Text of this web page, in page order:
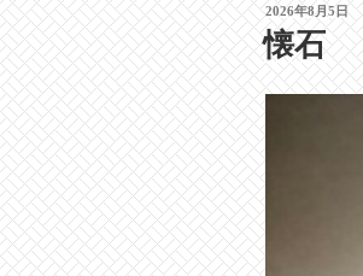
投
稿
日:
2026年8月5日
懐石